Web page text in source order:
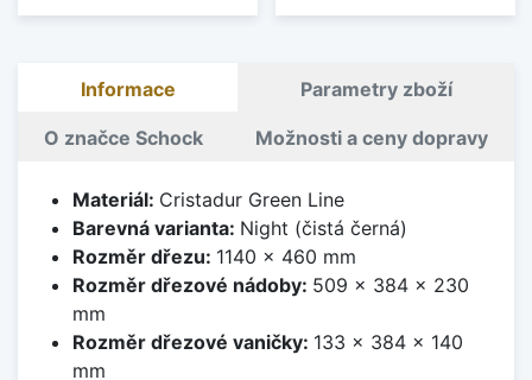
Informace Parametry zboží
O značce Schock Možnosti a ceny dopravy
Materiál: Cristadur Green Line
Barevná varianta: Night (čistá černá)
Rozměr dřezu: 1140 x 460 mm
Rozměr dřezové nádoby: 509 x 384 x 230
mm
Rozměr dřezové vaničky: 133 x 384 x 140
mm